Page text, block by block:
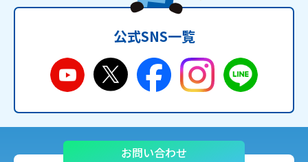
公式SNS一覧
お問い合わせ